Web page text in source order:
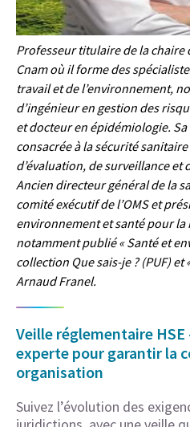
Professeur titulaire de la chaire
Cnam où il forme des
travail et de l’environnement,
d’ingénieur en gestion des
et docteur en épidémiologie.
consacrée à la sécurité sanitaire
d’évaluation, de surveillance et
Ancien directeur général de la
comité exécutif de l’OMS et
environnement et santé pour la
notamment publié « Santé et
collection Que sais-je ? (PUF) et
Arnaud Franel.
Veille réglementaire
experte pour garantir la
organisation
Suivez l’évolution des